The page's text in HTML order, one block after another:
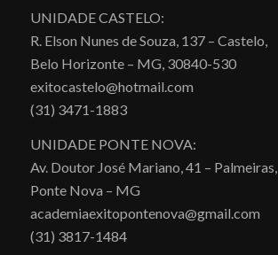
UNIDADE CASTELO:
R. Elson Nunes de Souza, 137 – Castelo,
Belo Horizonte – MG, 30840-530
exitocastelo@hotmail.com
(31) 3471-1883
UNIDADE PONTE NOVA:
Av. Doutor José Mariano, 41 – Palmeiras,
Ponte Nova – MG
academiaexitopontenova@gmail.com
(31) 3817-1484